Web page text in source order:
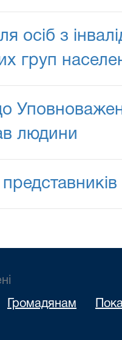
осіб з
груп
людини
Громадянам